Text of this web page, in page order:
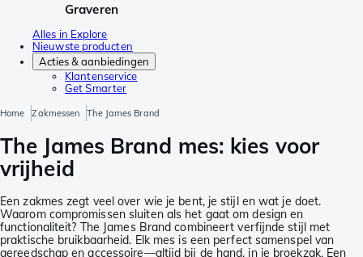
Graveren
Alles in Explore
Nieuwste producten
Acties & aanbiedingen
Klantenservice
Get Smarter
Home Zakmessen The James Brand
The James Brand mes: kies voor
vrijheid
Een zakmes zegt veel over wie je bent, je stijl en wat je doet.
Waarom compromissen sluiten als het gaat om design en
functionaliteit? The James Brand combineert verfijnde stijl met
praktische bruikbaarheid. Elk mes is een perfect samenspel van
gereedschap en accessoire—altijd bij de hand, in je broekzak. Een